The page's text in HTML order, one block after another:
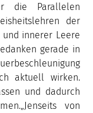
die Parallelen
der
innerer Leere
gerade in
aktuell wirken.
und dadurch
von